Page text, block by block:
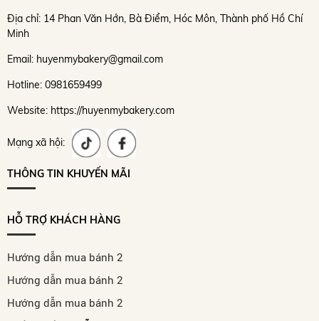
Địa chỉ: 14 Phan Văn Hớn, Bà Điểm, Hóc Môn, Thành phố Hồ Chí
Minh
Email: huyenmybakery@gmail.com
Hotline: 0981659499
Website: https://huyenmybakery.com
Mạng xã hội:
THÔNG TIN KHUYẾN MÃI
HỖ TRỢ KHÁCH HÀNG
Hướng dẫn mua bánh 2
Hướng dẫn mua bánh 2
Hướng dẫn mua bánh 2